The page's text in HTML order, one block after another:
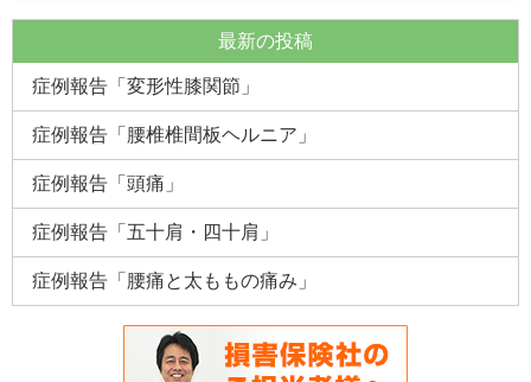
最新の投稿
症例報告「変形性膝関節」
症例報告「腰椎椎間板ヘルニア」
症例報告「頭痛」
症例報告「五十肩・四十肩」
症例報告「腰痛と太ももの痛み」